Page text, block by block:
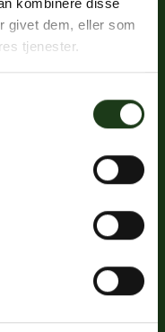
kombinere disse
givet dem, eller som
tjenester.